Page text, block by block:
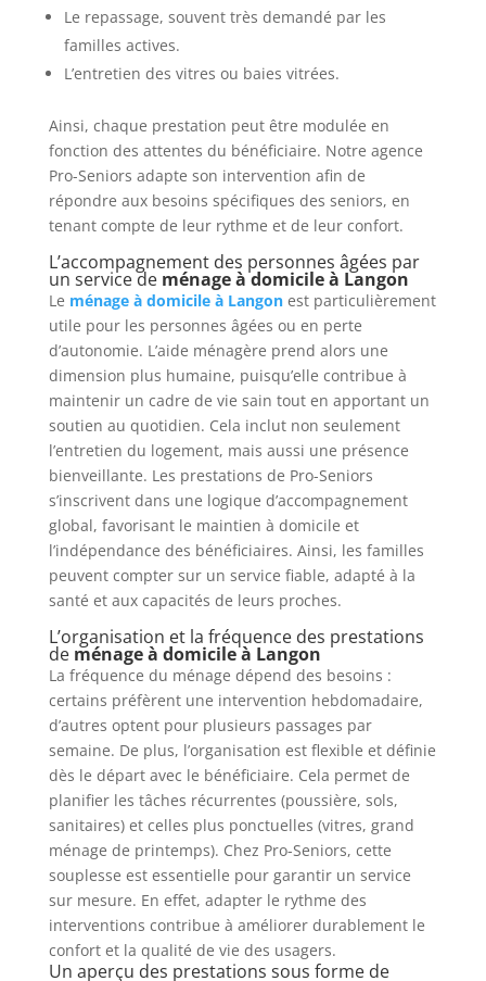
Le repassage, souvent très demandé par les
familles actives.
L’entretien des vitres ou baies vitrées.
Ainsi, chaque prestation peut être modulée en
fonction des attentes du bénéficiaire. Notre agence
Pro-Seniors adapte son intervention afin de
répondre aux besoins spécifiques des seniors, en
tenant compte de leur rythme et de leur confort.
L’accompagnement des personnes âgées par
un service de ménage à domicile à Langon
Le ménage à domicile à Langon est particulièrement
utile pour les personnes âgées ou en perte
d’autonomie. L’aide ménagère prend alors une
dimension plus humaine, puisqu’elle contribue à
maintenir un cadre de vie sain tout en apportant un
soutien au quotidien. Cela inclut non seulement
l’entretien du logement, mais aussi une présence
bienveillante. Les prestations de Pro-Seniors
s’inscrivent dans une logique d’accompagnement
global, favorisant le maintien à domicile et
l’indépendance des bénéficiaires. Ainsi, les familles
peuvent compter sur un service fiable, adapté à la
santé et aux capacités de leurs proches.
L’organisation et la fréquence des prestations
de ménage à domicile à Langon
La fréquence du ménage dépend des besoins :
certains préfèrent une intervention hebdomadaire,
d’autres optent pour plusieurs passages par
semaine. De plus, l’organisation est flexible et définie
dès le départ avec le bénéficiaire. Cela permet de
planifier les tâches récurrentes (poussière, sols,
sanitaires) et celles plus ponctuelles (vitres, grand
ménage de printemps). Chez Pro-Seniors, cette
souplesse est essentielle pour garantir un service
sur mesure. En effet, adapter le rythme des
interventions contribue à améliorer durablement le
confort et la qualité de vie des usagers.
Un aperçu des prestations sous forme de